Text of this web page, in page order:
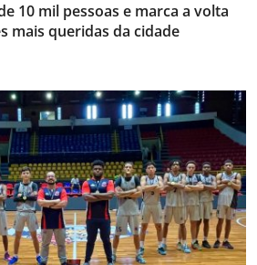
10 mil pessoas e marca a volta
mais queridas da cidade